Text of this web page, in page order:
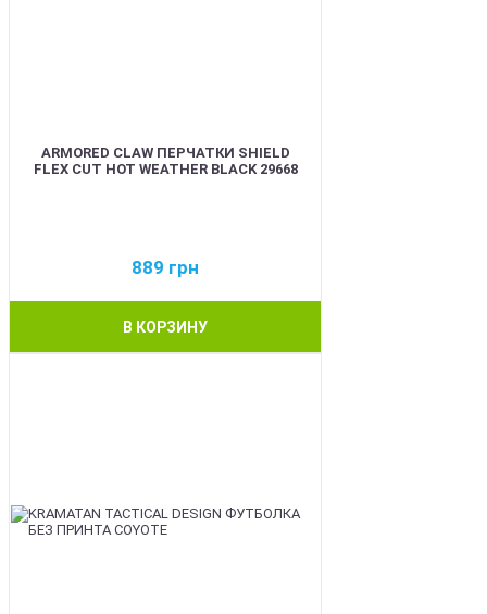
ARMORED CLAW ПЕРЧАТКИ SHIELD
FLEX CUT HOT WEATHER BLACK 29668
889 грн
В КОРЗИНУ